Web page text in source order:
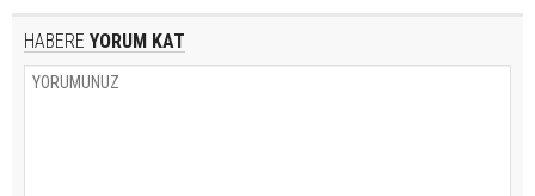
HABERE YORUM KAT